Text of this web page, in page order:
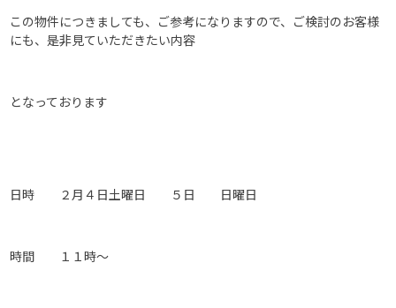
この物件につきましても、ご参考になりますので、ご検討のお客様
にも、是非見ていただきたい内容
となっております
日時 ２月４日土曜日 ５日 日曜日
時間 １１時～